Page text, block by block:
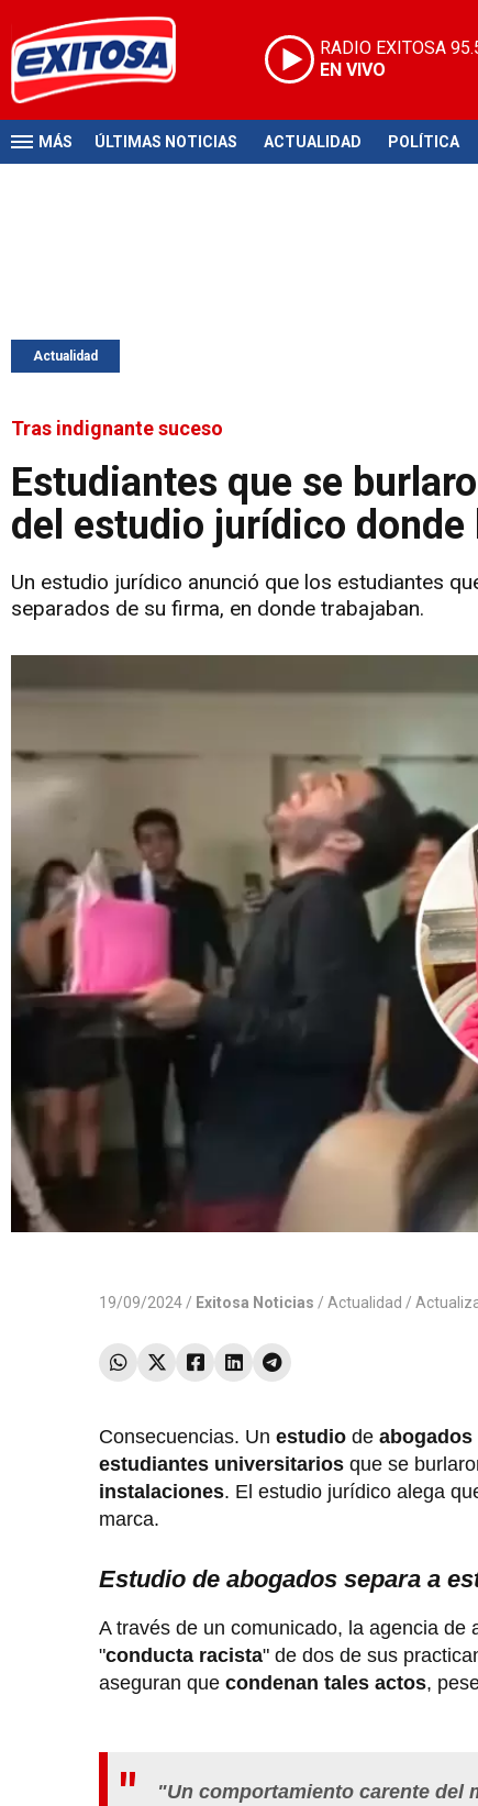
RADIO EXITOSA
EN VIVO
MÁS ÚLTIMAS NOTICIAS ACTUALIDAD POLÍTICA
Actualidad
Tras indignante suceso
Estudiantes que se
del estudio jurídico donde
Un estudio jurídico anunció que los estudiantes
separados de su firma, en donde trabajaban.
19/09/2024 / Exitosa Noticias / Actualidad /
Consecuencias. Un estudio de abogados
estudiantes universitarios que se
instalaciones. El estudio jurídico alega
marca.
Estudio de abogados separa a
A través de un comunicado, la agencia
"conducta racista" de dos de sus
aseguran que condenan tales actos,
"Un comportamiento carente del